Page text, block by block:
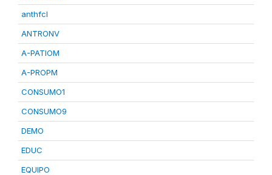
anthfcl
ANTRONV
A-PATIOM
A-PROPM
CONSUMO1
CONSUMO9
DEMO
EDUC
EQUIPO